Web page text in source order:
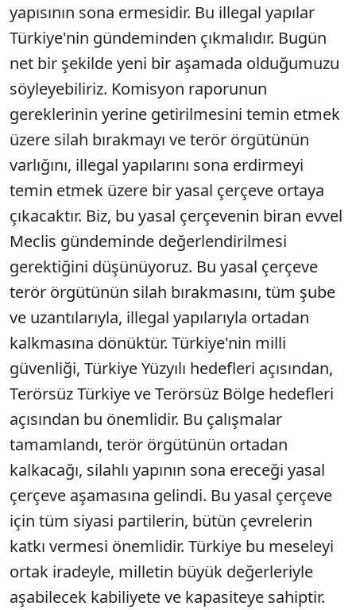
yapısının sona ermesidir. Bu illegal yapılar
Türkiye'nin gündeminden çıkmalıdır. Bugün
net bir şekilde yeni bir aşamada olduğumuzu
söyleyebiliriz. Komisyon raporunun
gereklerinin yerine getirilmesini temin etmek
üzere silah bırakmayı ve terör örgütünün
varlığını, illegal yapılarını sona erdirmeyi
temin etmek üzere bir yasal çerçeve ortaya
çıkacaktır. Biz, bu yasal çerçevenin biran evvel
Meclis gündeminde değerlendirilmesi
gerektiğini düşünüyoruz. Bu yasal çerçeve
terör örgütünün silah bırakmasını, tüm şube
ve uzantılarıyla, illegal yapılarıyla ortadan
kalkmasına dönüktür. Türkiye'nin milli
güvenliği, Türkiye Yüzyılı hedefleri açısından,
Terörsüz Türkiye ve Terörsüz Bölge hedefleri
açısından bu önemlidir. Bu çalışmalar
tamamlandı, terör örgütünün ortadan
kalkacağı, silahlı yapının sona ereceği yasal
çerçeve aşamasına gelindi. Bu yasal çerçeve
için tüm siyasi partilerin, bütün çevrelerin
katkı vermesi önemlidir. Türkiye bu meseleyi
ortak iradeyle, milletin büyük değerleriyle
aşabilecek kabiliyete ve kapasiteye sahiptir.